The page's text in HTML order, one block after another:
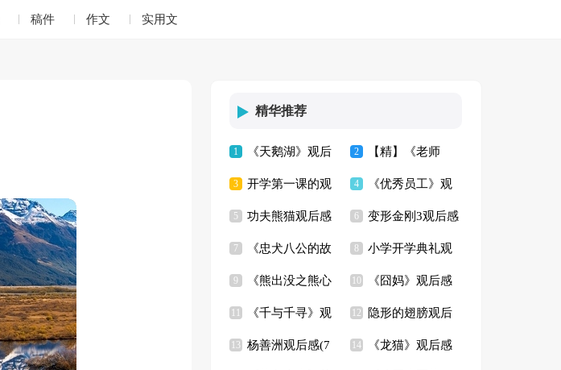
稿件 作文 实用文
精华推荐
1 《天鹅湖》观后
感(6篇)
2 【精】《老师
好》观后感
3 开学第一课的观
后感
4 《优秀员工》观
后感
5 功夫熊猫观后感
(精选15篇)
6 变形金刚3观后感
7 《忠犬八公的故
事》观后感15篇
8 小学开学典礼观
后感
9 《熊出没之熊心
归来》观后感
10 《囧妈》观后感
(14篇)
《千与千寻》观
后感通用15篇
12 隐形的翅膀观后
感(集锦15篇)
13 杨善洲观后感(7 14 《龙猫》观后感